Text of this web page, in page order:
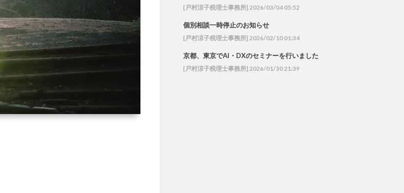
[戸村涼子税理士事務所] 2026/03/04 05:52
個別相談一時停止のお知らせ
[戸村涼子税理士事務所] 2026/02/10 01:34
京都、東京でAI・DXのセミナーを行いました
[戸村涼子税理士事務所] 2026/01/30 21:39